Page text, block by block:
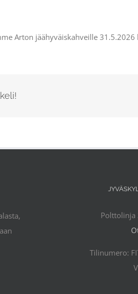
Arton jäähyväiskahveille 31.5.2026
Polttolinja
Tilinumero: